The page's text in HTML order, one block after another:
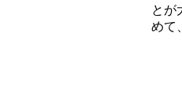
とが
めて